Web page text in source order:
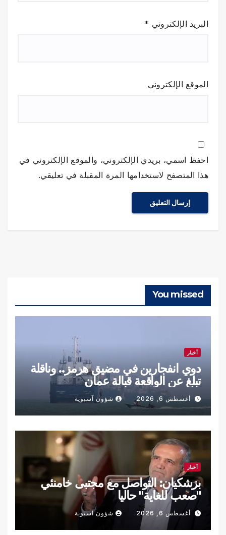
البريد الإلكتروني *
الموقع الإلكتروني
احفظ اسمي، بريدي الإلكتروني، والموقع الإلكتروني في
هذا المتصفح لاستخدامها المرة المقبلة في تعليقي.
You missed
أخبار
دوي انفجارين في مضيق هرمز.. وناقلة
تبلغ عن الواقعة قبالة عمان
أغسطس 6, 2026 شؤون آسيوية
أخبار
بزشكيان: التواصل مع مجتبى خامنئي
"صعب للغاية" حاليا
أغسطس 6, 2026 شؤون آسيوية